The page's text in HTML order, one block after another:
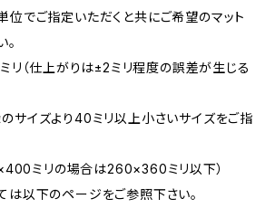
位でご指定いただくと共にご希望のマット
（仕上がりは±2ミリ程度の誤差が生じる
サイズより40ミリ以上小さいサイズをご指
ミリの場合は260×360ミリ以下）
は以下のページをご参照下さい。